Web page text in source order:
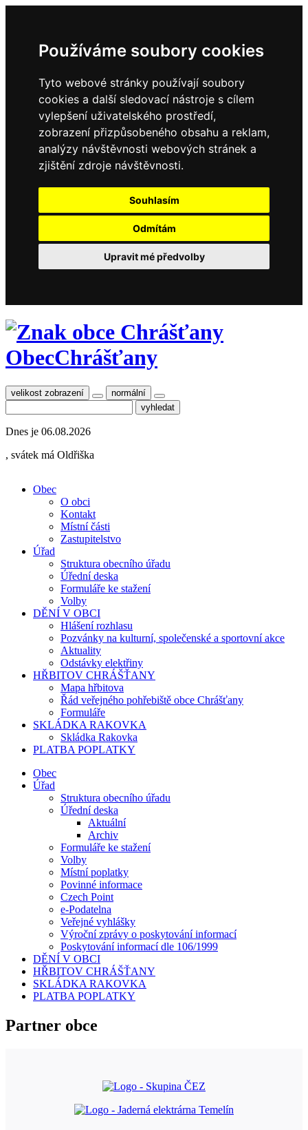
Používáme soubory cookies
Tyto webové stránky používají soubory
cookies a další sledovací nástroje s cílem
vylepšení uživatelského prostředí,
zobrazení přizpůsobeného obsahu a reklam,
analýzy návštěvnosti webových stránek a
zjištění zdroje návštěvnosti.
Souhlasím
Odmítám
Upravit mé předvolby
ObecChrášťany
velikost zobrazení normální
Dnes je 06.08.2026
, svátek má Oldřiška
Obec
O obci
Kontakt
Místní části
Zastupitelstvo
Úřad
Struktura obecního úřadu
Úřední deska
Formuláře ke stažení
Volby
DĚNÍ V OBCI
Hlášení rozhlasu
Pozvánky na kulturní, společenské a sportovní akce
Aktuality
Odstávky elektřiny
HŘBITOV CHRÁŠŤANY
Mapa hřbitova
Řád veřejného pohřebiště obce Chrášťany
Formuláře
SKLÁDKA RAKOVKA
Skládka Rakovka
PLATBA POPLATKY
Obec
Úřad
Struktura obecního úřadu
Úřední deska
Aktuální
Archiv
Formuláře ke stažení
Volby
Místní poplatky
Povinné informace
Czech Point
e-Podatelna
Veřejné vyhlášky
Výroční zprávy o poskytování informací
Poskytování informací dle 106/1999
DĚNÍ V OBCI
HŘBITOV CHRÁŠŤANY
SKLÁDKA RAKOVKA
PLATBA POPLATKY
Partner obce